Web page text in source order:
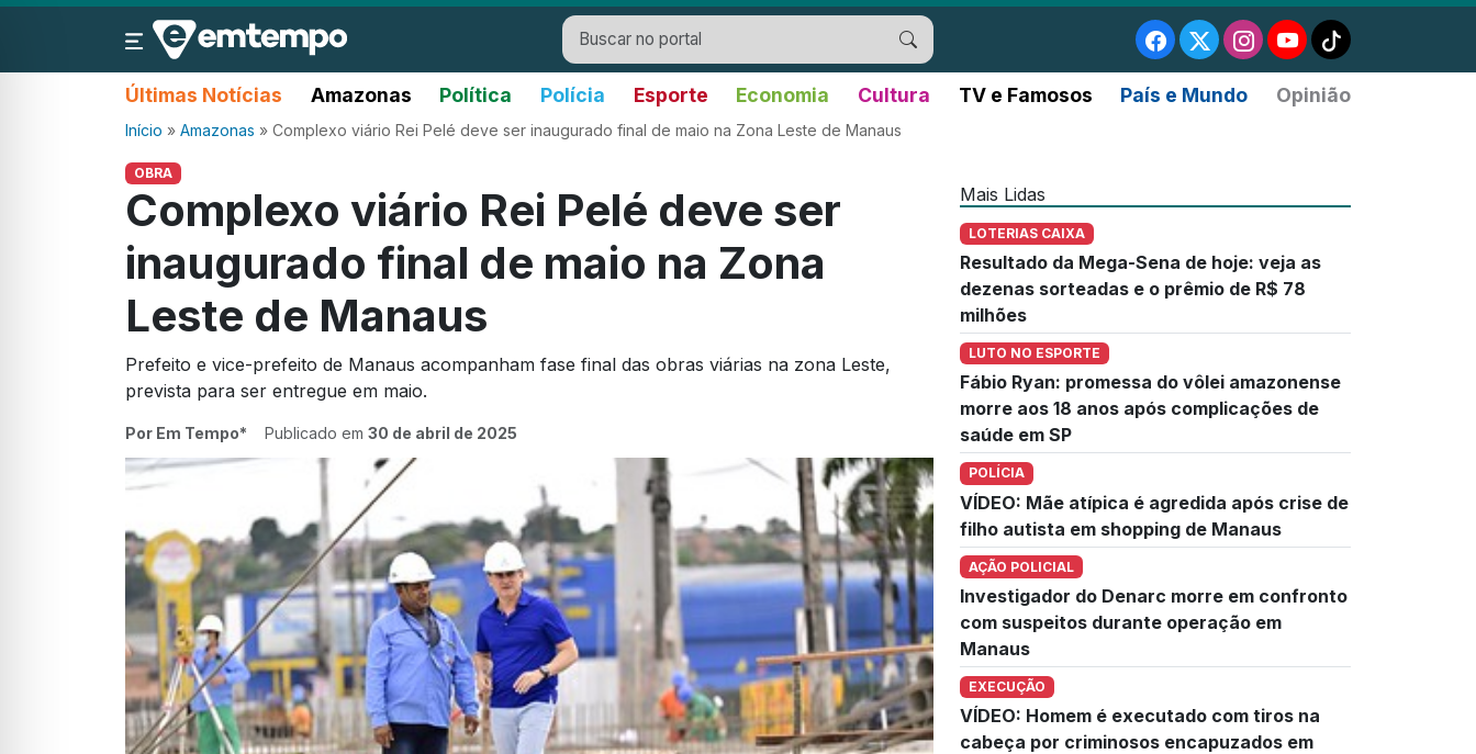
Últimas Notícias Amazonas Política Polícia Esporte Economia Cultura TV e Famosos País e Mundo Opinião
Início » Amazonas » Complexo viário Rei Pelé deve ser inaugurado final de maio na Zona Leste de Manaus
OBRA
Complexo viário Rei Pelé deve ser
inaugurado final de maio na Zona
Leste de Manaus
Prefeito e vice-prefeito de Manaus acompanham fase final das obras viárias na zona Leste,
prevista para ser entregue em maio.
Por Em Tempo* Publicado em 30 de abril de 2025
Mais Lidas
LOTERIAS CAIXA
Resultado da Mega-Sena de hoje: veja as
dezenas sorteadas e o prêmio de R$ 78
milhões
LUTO NO ESPORTE
Fábio Ryan: promessa do vôlei amazonense
morre aos 18 anos após complicações de
saúde em SP
POLÍCIA
VÍDEO: Mãe atípica é agredida após crise de
filho autista em shopping de Manaus
AÇÃO POLICIAL
Investigador do Denarc morre em confronto
com suspeitos durante operação em
Manaus
EXECUÇÃO
VÍDEO: Homem é executado com tiros na
cabeça por criminosos encapuzados em